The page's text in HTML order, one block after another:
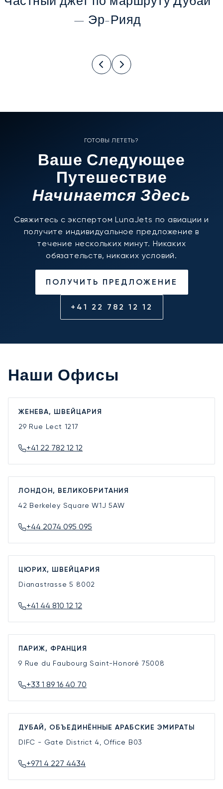
— Эр-Рияд
ГОТОВЫ ЛЕТЕТЬ?
Ваше Следующее
Путешествие
Начинается Здесь
Свяжитесь с экспертом LunaJets по авиации и
получите индивидуальное предложение в
течение нескольких минут. Никаких
обязательств, никаких условий.
ПОЛУЧИТЬ ПРЕДЛОЖЕНИЕ
+41 22 782 12 12
Наши Офисы
ЖЕНЕВА, ШВЕЙЦАРИЯ
29 Rue Lect 1217
+41 22 782 12 12
ЛОНДОН, ВЕЛИКОБРИТАНИЯ
42 Berkeley SquareW1J 5AW
+44 2074 095 095
ЦЮРИХ, ШВЕЙЦАРИЯ
Dianastrasse 5 8002
+41 44 810 12 12
ПАРИЖ, ФРАНЦИЯ
9 Rue du Faubourg Saint-Honoré 75008
+33 1 89 16 40 70
ДУБАЙ, ОБЪЕДИНЁННЫЕ АРАБСКИЕ ЭМИРАТЫ
DIFC - Gate District 4, Office B03
+971 4 227 4434